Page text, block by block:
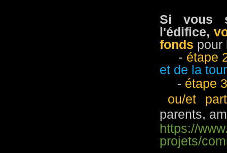
Si vous
l'édifice,
fonds pour
- étape
et de la
- étape 3
ou/et
parents,
https://
projets/